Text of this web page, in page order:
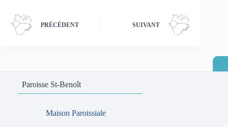
PRÉCÉDENT SUIVANT
Paroisse St-Benoît
Maison Paroissiale